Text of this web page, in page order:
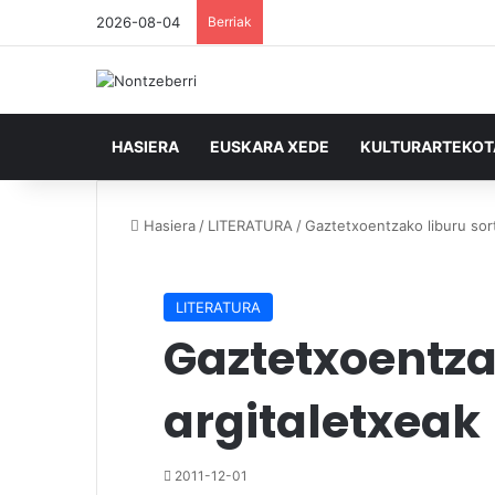
2026-08-04 Berriak
HASIERA EUSKARA XEDE
Hasiera / LITERATURA /Gaztetxoentzako liburu
LITERATURA
argitaletxeak
2011-12-01